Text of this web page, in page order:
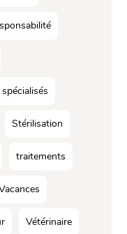
Stérilisation
traitements
Vétérinaire